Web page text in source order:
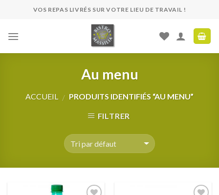
VOS REPAS LIVRÉS SUR VOTRE LIEU DE TRAVAIL !
Au menu
ACCUEIL / PRODUITS IDENTIFIÉS “AU MENU”
FILTRER